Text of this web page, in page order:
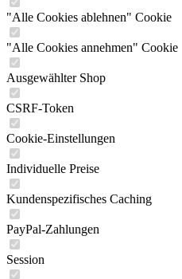
"Alle Cookies ablehnen" Cookie
"Alle Cookies annehmen" Cookie
Ausgewählter Shop
CSRF-Token
Cookie-Einstellungen
Individuelle Preise
Kundenspezifisches Caching
PayPal-Zahlungen
Session